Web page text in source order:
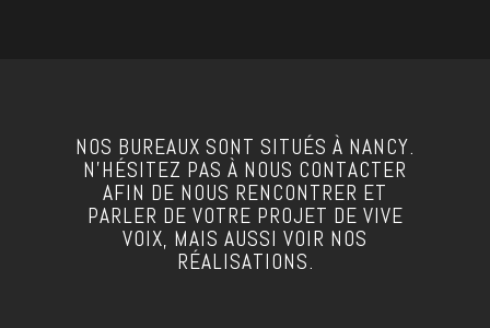
NOS BUREAUX SONT SITUÉS À NANCY.
N’HÉSITEZ PAS À NOUS CONTACTER
AFIN DE NOUS RENCONTRER ET
PARLER DE VOTRE PROJET DE VIVE
VOIX, MAIS AUSSI VOIR NOS
RÉALISATIONS.